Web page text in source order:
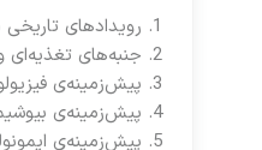
رویدادهای
جنبه‌های تغذیه‌ای
پیش‌زمینه‌ی
پیش‌زمینه‌ی
پیش‌زمینه‌ی